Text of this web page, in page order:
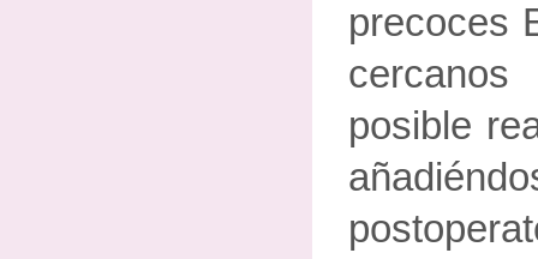
precoces
posible